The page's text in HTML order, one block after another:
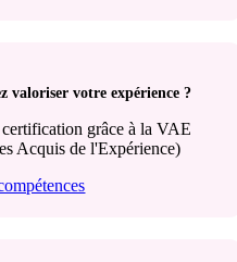
valoriser votre expérience ?
grâce à la VAE
Acquis de l'Expérience)